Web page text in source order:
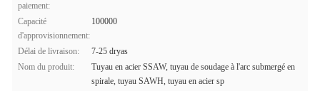
paiement:
Capacité
d'approvisionnement:
100000
Délai de livraison:
7-25 dryas
Nom du produit:
Tuyau en acier SSAW, tuyau de soudage à l'arc submergé en
spirale, tuyau SAWH, tuyau en acier sp